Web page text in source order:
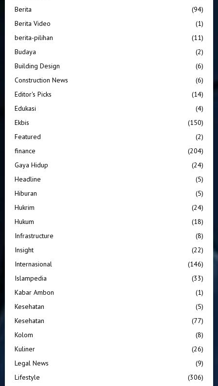
Berita
(94)
Berita Video
(1)
berita-pilihan
(11)
Budaya
(2)
Building Design
(6)
Construction News
(6)
Editor's Picks
(14)
Edukasi
(4)
Ekbis
(150)
Featured
(2)
finance
(204)
Gaya Hidup
(24)
Headline
(5)
Hiburan
(5)
Hukrim
(24)
Hukum
(18)
Infrastructure
(8)
Insight
(22)
Internasional
(146)
Islampedia
(33)
Kabar Ambon
(1)
Kesehatan
(5)
Kesehatan
(77)
Kolom
(8)
Kuliner
(26)
Legal News
(9)
Lifestyle
(306)